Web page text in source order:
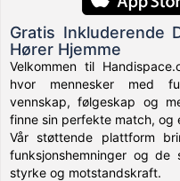
Gratis Inkluderende
Hører Hjemme
Velkommen til
hvor mennesker med
vennskap, følgeskap og
finne sin perfekte match, og
Vår støttende plattform
funksjonshemninger og de
styrke og motstandskraft.